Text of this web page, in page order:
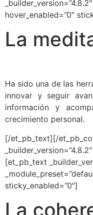
hover_enabled=”0″
La
Ha sido una de las
innovar y seguir
información y
crecimiento personal.
[/et_pb_text][/
[et_pb_text
sticky_enabled=”0″]
La